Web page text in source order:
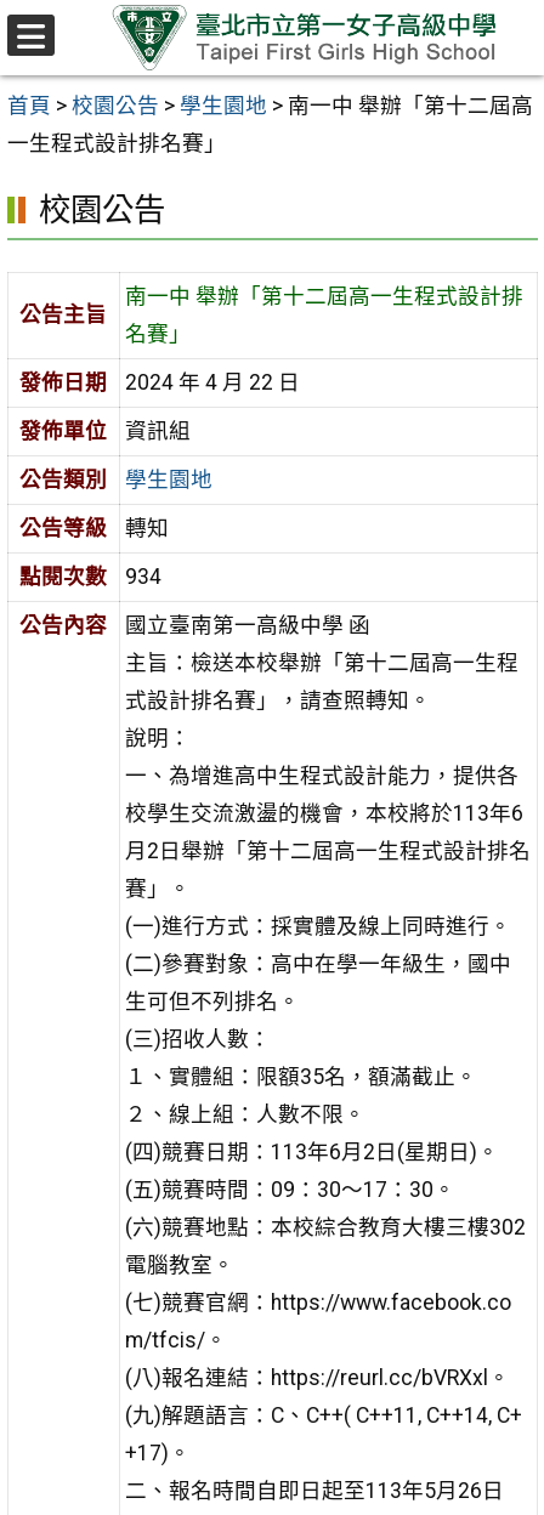
跳至主要內容區
首頁 > 校園公告 > 學生園地 > 南一中 舉辦「第十二屆高
一生程式設計排名賽」
校園公告
公告主旨
南一中 舉辦「第十二屆高一生程式設計排
名賽」
發佈日期
2024 年 4 月 22 日
發佈單位
資訊組
公告類別
學生園地
公告等級
轉知
點閱次數
934
公告內容
國立臺南第一高級中學 函
主旨：檢送本校舉辦「第十二屆高一生程
式設計排名賽」，請查照轉知。
說明：
一、為增進高中生程式設計能力，提供各
校學生交流激盪的機會，本校將於113年6
月2日舉辦「第十二屆高一生程式設計排名
賽」。
(一)進行方式：採實體及線上同時進行。
(二)參賽對象：高中在學一年級生，國中
生可但不列排名。
(三)招收人數：
１、實體組：限額35名，額滿截止。
２、線上組：人數不限。
(四)競賽日期：113年6月2日(星期日)。
(五)競賽時間：09：30～17：30。
(六)競賽地點：本校綜合教育大樓三樓302
電腦教室。
(七)競賽官網：https://www.facebook.co
m/tfcis/。
(八)報名連結：https://reurl.cc/bVRXxl。
(九)解題語言：C、C++( C++11, C++14, C+
+17)。
二、報名時間自即日起至113年5月26日
選
單